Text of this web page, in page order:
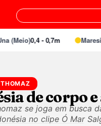
(Meio)0,4 - 0,7m
de corpo
se joga em busca
no clipe Ó Mar